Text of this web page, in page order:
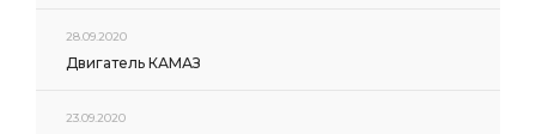
28.09.2020
Двигатель КАМАЗ
23.09.2020